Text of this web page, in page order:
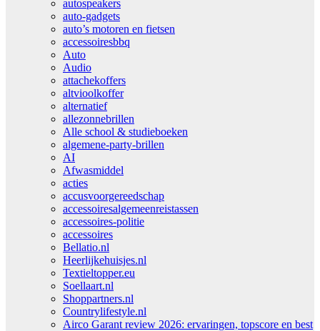
autospeakers
auto-gadgets
auto’s motoren en fietsen
accessoiresbbq
Auto
Audio
attachekoffers
altvioolkoffer
alternatief
allezonnebrillen
Alle school & studieboeken
algemene-party-brillen
AI
Afwasmiddel
acties
accusvoorgereedschap
accessoiresalgemeenreistassen
accessoires-politie
accessoires
Bellatio.nl
Heerlijkehuisjes.nl
Textieltopper.eu
Soellaart.nl
Shoppartners.nl
Countrylifestyle.nl
Airco Garant review 2026: ervaringen, topscore en best